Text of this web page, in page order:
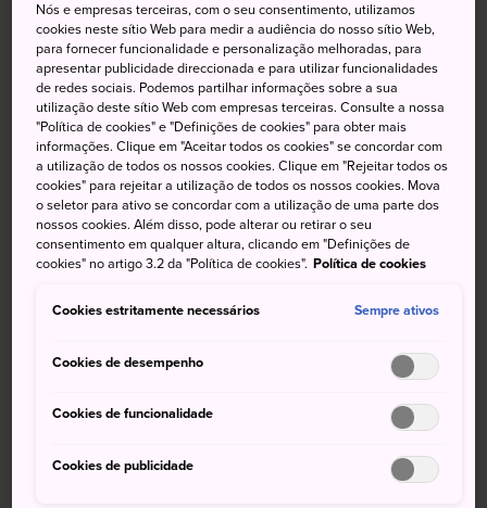
A cidade de Miyako, um dos municípios do distrito de
Keichiku, a uma hora ao sul de Kitakyushu, é dedicada à
preservação da kagura. Essa antiga forma de música e
dança xintoístas tem sido transmitida por séculos pelas
pessoas que vivem e trabalham na cidade para agradecer
aos deuses guardiões locais e para pedir uma boa
colheita.
Todos os anos, do final de abril ao início de maio,
acontece em Miyako um festival (muitas vezes chamado
para rezar pela paz da comunidade e por uma boa
da área. É uma ocasião alegre para os frequentadores do
festival participarem e se conectarem com as antigas
tradições da região.
Nós e empresas terceiras, com o seu consentimento, utilizamos
cookies neste sítio Web para medir a audiência do nosso sítio Web,
para fornecer funcionalidade e personalização melhoradas, para
apresentar publicidade direccionada e para utilizar funcionalidades
de redes sociais. Podemos partilhar informações sobre a sua
utilização deste sítio Web com empresas terceiras. Consulte a nossa
"Política de cookies" e "Definições de cookies" para obter mais
informações. Clique em "Aceitar todos os cookies" se concordar com
a utilização de todos os nossos cookies. Clique em "Rejeitar todos os
cookies" para rejeitar a utilização de todos os nossos cookies. Mova
o seletor para ativo se concordar com a utilização de uma parte dos
nossos cookies. Além disso, pode alterar ou retirar o seu
consentimento em qualquer altura, clicando em "Definições de
cookies" no artigo 3.2 da "Política de cookies". Política de cookies
Cookies estritamente necessários Sempre ativos
Cookies de desempenho
Cookies de funcionalidade
Cookies de publicidade